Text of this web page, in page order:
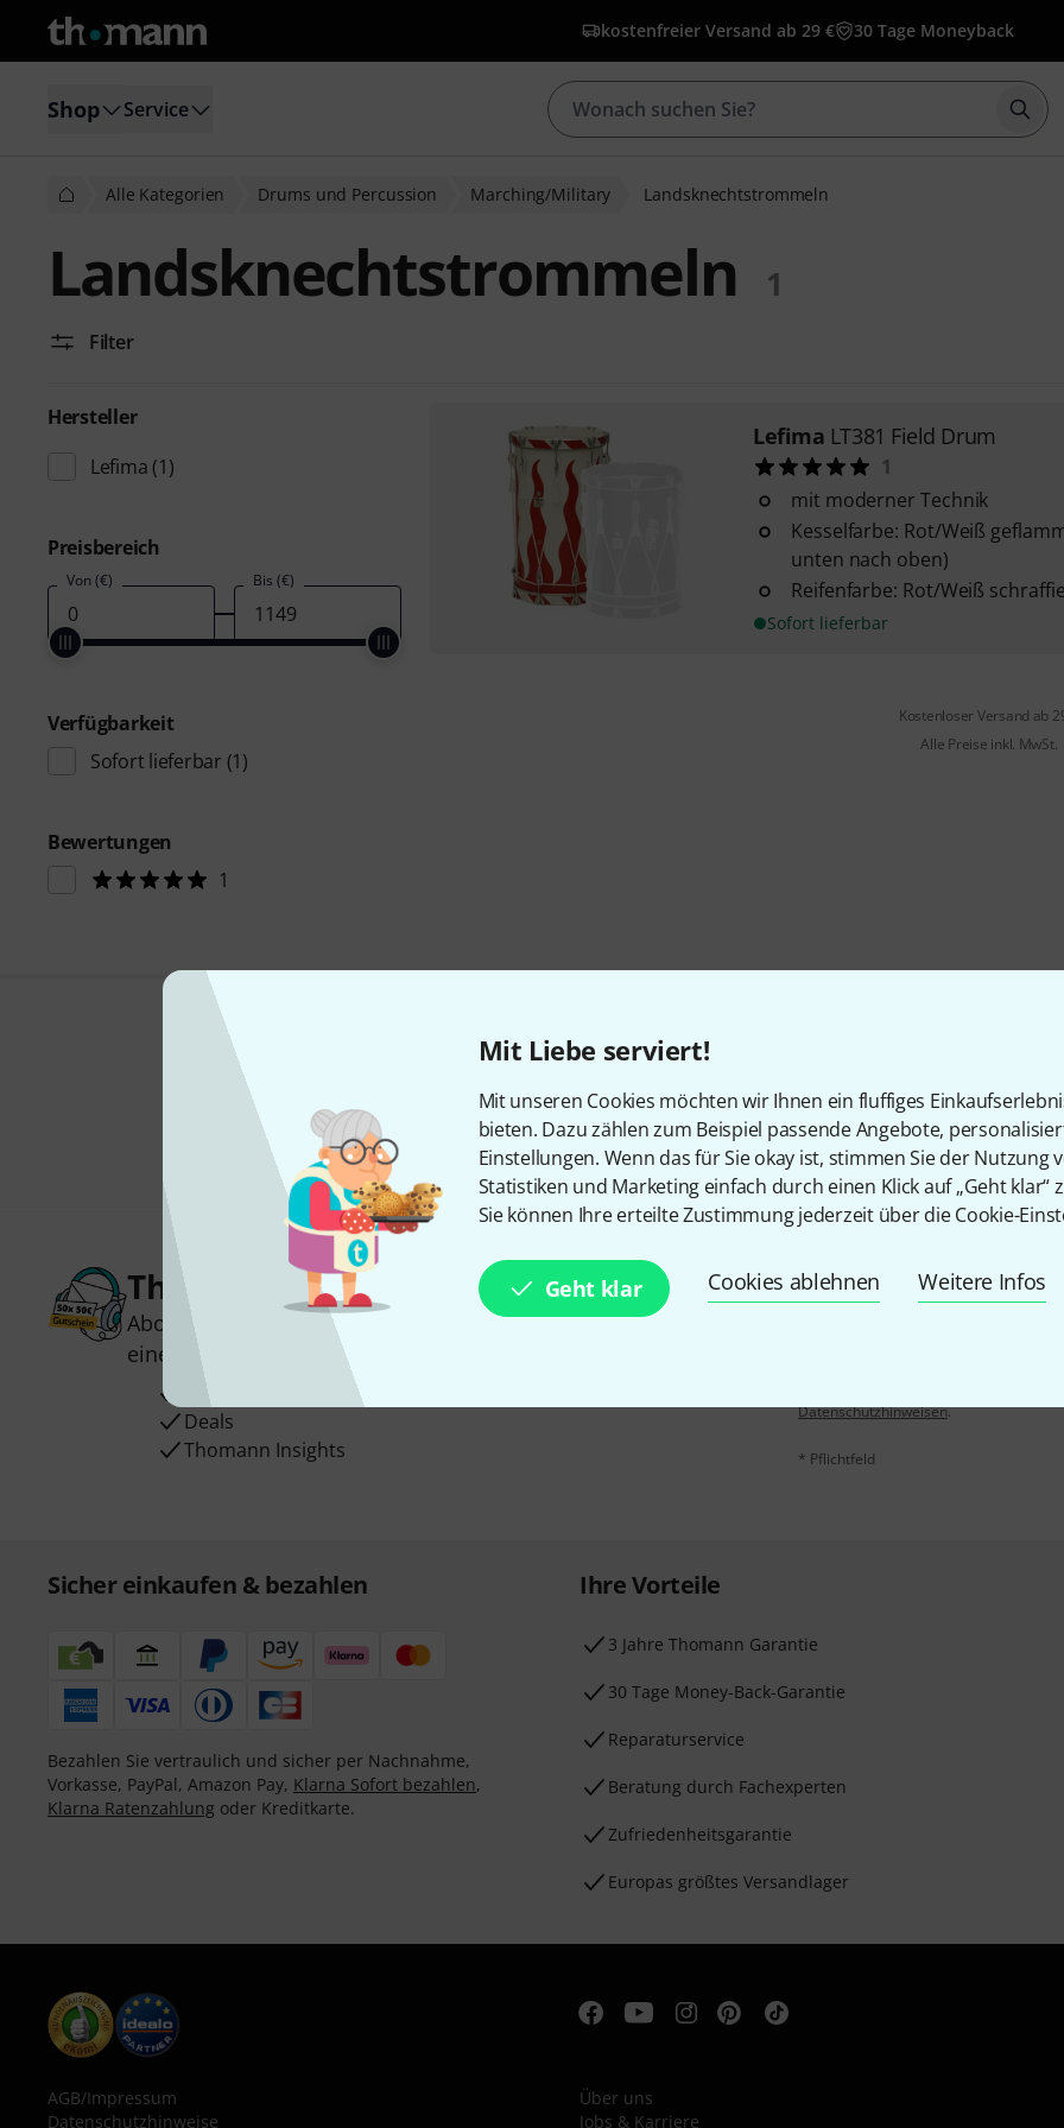
Mit Liebe serviert!
Mit unseren Cookies möchten wir Ihnen ein fluffiges
bieten. Dazu zählen zum Beispiel passende Angebote,
Einstellungen. Wenn das für Sie okay ist, stimmen Sie der Nutzung
Statistiken und Marketing einfach durch einen Klick auf „Geht klar“
Sie können Ihre erteilte Zustimmung jederzeit über die Cookie-
Geht klar Cookies ablehnen Weitere Infos
kostenfreier Versand ab 29 € 30 Tage Moneyback
Shop Service
Alle Kategorien Drums und Percussion Marching/Military Landsknechtstrommeln
Landsknechtstrommeln 1
Filter
Hersteller
Lefima (1)
Preisbereich
Von (€) Bis (€)
Verfügbarkeit
Sofort lieferbar (1)
Bewertungen
1
Lefima LT381 Field Drum
1
mit moderner Technik
Kesselfarbe: Rot/Weiß
unten nach oben)
Reifenfarbe: Rot/Weiß
Sofort lieferbar
Kostenloser Versand ab
Alle Preise inkl. MwSt.
Gefällt Ihnen, was Sie sehen?
Teilen Hilfe & Feedback
Thomann Newsletter
Abonniere den Thomann Newsletter und gewinne mit etwas Glück
einen von
50 Gutscheinen
Inspirierende Beiträge
Deals
Thomann Insights
E-Mail-Adresse*
Mit Klick auf „Jetzt anmelden“
Nutzungsverhaltens zu. Die
Datenschutzhinweisen.
* Pflichtfeld
Sicher einkaufen & bezahlen
Bezahlen Sie vertraulich und sicher per Nachnahme,
Vorkasse, PayPal, Amazon Pay, Klarna Sofort bezahlen,
Klarna Ratenzahlung oder Kreditkarte.
Ihre Vorteile
3 Jahre Thomann Garantie
30 Tage Money-Back-Garantie
Reparaturservice
Beratung durch Fachexperten
Zufriedenheitsgarantie
Europas größtes Versandlager
AGB/Impressum
Datenschutzhinweise
Über uns
Jobs & Karriere